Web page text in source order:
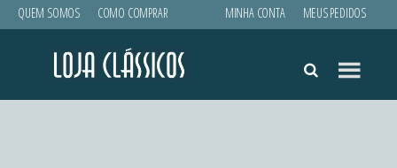
QUEM SOMOS COMO COMPRAR MINHA CONTA MEUS PEDIDOS
Clássicos